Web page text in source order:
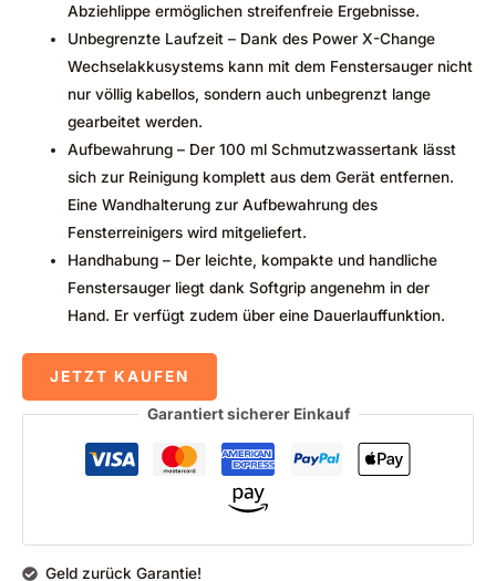
Abziehlippe ermöglichen streifenfreie Ergebnisse.
Unbegrenzte Laufzeit – Dank des Power X-Change
Wechselakkusystems kann mit dem Fenstersauger nicht
nur völlig kabellos, sondern auch unbegrenzt lange
gearbeitet werden.
Aufbewahrung – Der 100 ml Schmutzwassertank lässt
sich zur Reinigung komplett aus dem Gerät entfernen.
Eine Wandhalterung zur Aufbewahrung des
Fensterreinigers wird mitgeliefert.
Handhabung – Der leichte, kompakte und handliche
Fenstersauger liegt dank Softgrip angenehm in der
Hand. Er verfügt zudem über eine Dauerlauffunktion.
JETZT KAUFEN
Garantiert sicherer Einkauf
Geld zurück Garantie!